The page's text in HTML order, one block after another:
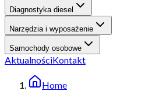
Diagnostyka diesel
Narzędzia i wyposażenie
Samochody osobowe
AktualnościKontakt
Home